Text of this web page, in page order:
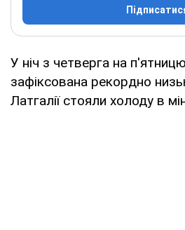
У ніч з четверга на
зафіксована рекордно
Латгалії стояли холоду в